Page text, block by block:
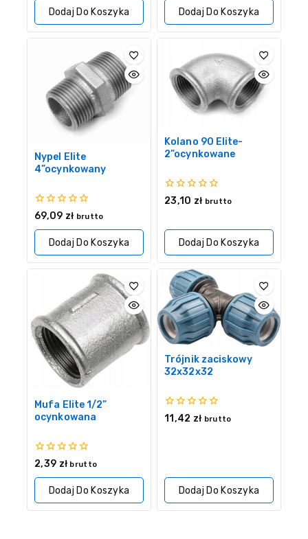
5
Dodaj Do Koszyka Dodaj Do Koszyka
Nypel Elite
4”ocynkowany
0
5
69,09 zł brutto
Dodaj Do Koszyka
Kolano 90 Elite-
2”ocynkowane
0
23,10 zł brutto
Dodaj Do Koszyka
Mufa Elite 1/2”
ocynkowana
0
5
2,39 zł brutto
Dodaj Do Koszyka
Trójnik zaciskowy
32x32x32
0
11,42 zł brutto
Dodaj Do Koszyka